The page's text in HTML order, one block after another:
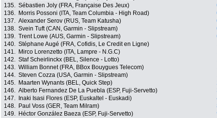
135. Sébastien Joly (FRA, Française Des Jeux)
136.
Morris Possoni (ITA, Team Columbia - High Road)
137. Alexander Serov (RUS, Team Katusha)
138. Svein Tuft (CAN, Garmin - Slipstream)
139. Trent Lowe (AUS, Garmin - Slipstream)
140. Stéphane Augé (FRA, Cofidis, Le Credit en Ligne)
141.
Mirco Lorenzetto (ITA, Lampre - N.G.C)
142. Staf Scheirlinckx (BEL, Silence - Lotto)
143. William Bonnet (FRA, BBox Bouygues Telecom)
144. Steven Cozza (USA, Garmin - Slipstream)
145.
Maarten Wynants (BEL, Quick Step)
146. Alberto Fernandez De La Puebla (ESP, Fuji-Servetto)
147.
Inaki Isasi Flores (ESP, Euskaltel - Euskadi)
148.
Paul Voss (GER, Team Milram)
149.
Héctor González Baeza (ESP, Fuji-Servetto)